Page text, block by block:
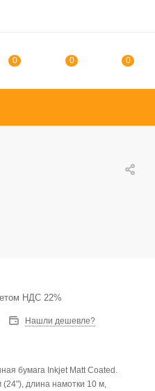
0 0 0
НДС 22%
Нашли дешевле?
бумага Inkjet Matt Coated.
длина намотки 10 м,